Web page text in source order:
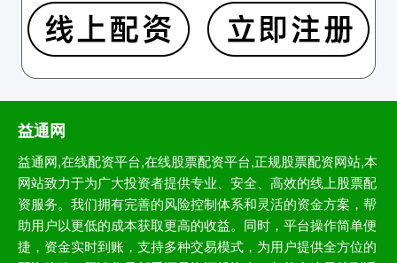
益通网
益通网,在线配资平台,在线股票配资平台,正规股票配资网站,本
网站致力于为广大投资者提供专业、安全、高效的线上股票配
资服务。我们拥有完善的风险控制体系和灵活的资金方案，帮
助用户以更低的成本获取更高的收益。同时，平台操作简单便
捷，资金实时到账，支持多种交易模式，为用户提供全方位的